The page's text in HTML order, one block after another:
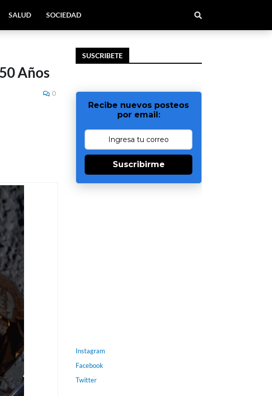
SALUD SOCIEDAD
Años
0
SUSCRIBETE
Recibe nuevos posteos
por email:
Suscribirme
Instagram
Facebook
Twitter